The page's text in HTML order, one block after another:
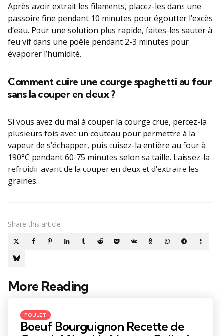
Après avoir extrait les filaments, placez-les dans une
passoire fine pendant 10 minutes pour égoutter l’excès
d’eau. Pour une solution plus rapide, faites-les sauter à
feu vif dans une poêle pendant 2-3 minutes pour
évaporer l’humidité.
Comment cuire une courge spaghetti au four
sans la couper en deux ?
Si vous avez du mal à couper la courge crue, percez-la
plusieurs fois avec un couteau pour permettre à la
vapeur de s’échapper, puis cuisez-la entière au four à
190°C pendant 60-75 minutes selon sa taille. Laissez-la
refroidir avant de la couper en deux et d’extraire les
graines.
Share this article
More Reading
Post
Posted
in
POULET
Boeuf Bourguignon Recette de